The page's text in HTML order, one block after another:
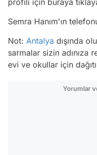
profili için buraya
Semra Hanım'ın
Not: Antalya dışında
sarmalar sizin adınıza
evi ve okullar için
Yorumlar